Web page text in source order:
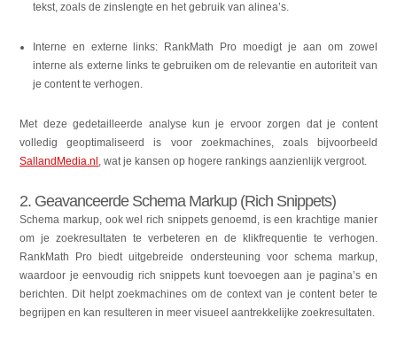
tekst, zoals de zinslengte en het gebruik van alinea’s.
Interne en externe links: RankMath Pro moedigt je aan om zowel
interne als externe links te gebruiken om de relevantie en autoriteit van
je content te verhogen.
Met deze gedetailleerde analyse kun je ervoor zorgen dat je content
volledig geoptimaliseerd is voor zoekmachines, zoals bijvoorbeeld
SallandMedia.nl , wat je kansen op hogere rankings aanzienlijk vergroot.
2. Geavanceerde Schema Markup (Rich Snippets)
Schema markup, ook wel rich snippets genoemd, is een krachtige manier
om je zoekresultaten te verbeteren en de klikfrequentie te verhogen.
RankMath Pro biedt uitgebreide ondersteuning voor schema markup,
waardoor je eenvoudig rich snippets kunt toevoegen aan je pagina’s en
berichten. Dit helpt zoekmachines om de context van je content beter te
begrijpen en kan resulteren in meer visueel aantrekkelijke zoekresultaten.